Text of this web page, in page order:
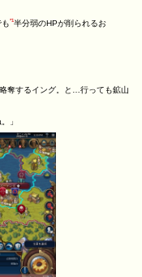
*1半分弱のHPが削られるお
奪するイング。と…行っても鉱山
」